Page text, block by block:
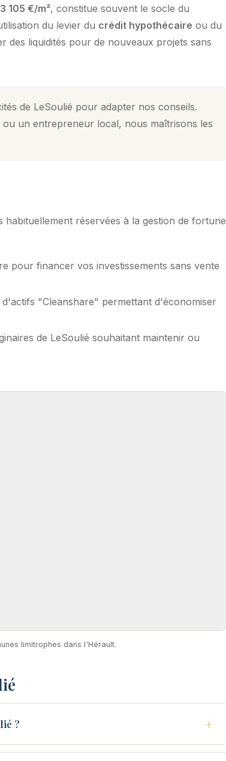
3 105 €/m², constitue souvent le socle du
du levier du crédit hypothécaire ou du
des liquidités pour de nouveaux projets sans
de LeSoulié pour adapter nos conseils.
un entrepreneur local, nous maîtrisons les
réservées à la gestion de fortune
pour financer vos investissements sans vente
d'actifs "Cleanshare" permettant d'économiser
de LeSoulié souhaitant maintenir ou
limitrophes dans l'Hérault.
? +